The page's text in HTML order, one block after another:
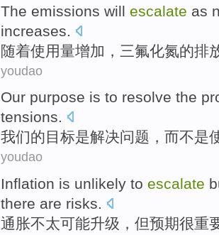
The emissions will escalate as
increases
随着使用量增加 ，三氟化氮的排
youdao
Our purpose is to resolve the
tensions.
我们的目标是解决问题 ， 而不是
youdao
Inflation is unlikely to escalate
there are risks.
通胀不太可能升级 ， 但预期很重